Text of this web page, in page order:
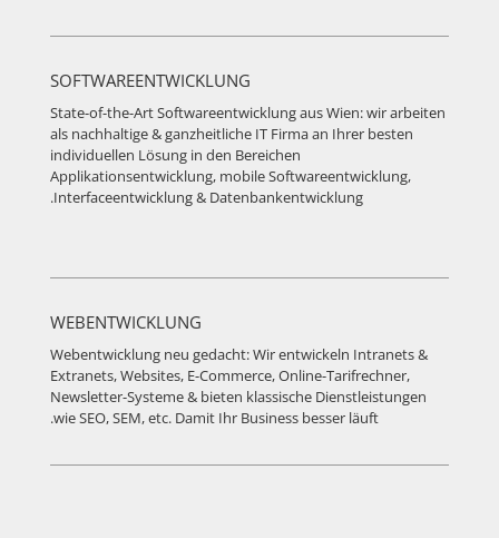
SOFTWAREENTWICKLUNG
State-of-the-Art Softwareentwicklung aus Wien: wir arbeiten
als nachhaltige & ganzheitliche IT Firma an Ihrer besten
individuellen Lösung in den Bereichen
Applikationsentwicklung, mobile Softwareentwicklung,
Interfaceentwicklung & Datenbankentwicklung.
WEBENTWICKLUNG
Webentwicklung neu gedacht: Wir entwickeln Intranets &
Extranets, Websites, E-Commerce, Online-Tarifrechner,
Newsletter-Systeme & bieten klassische Dienstleistungen
wie SEO, SEM, etc. Damit Ihr Business besser läuft.